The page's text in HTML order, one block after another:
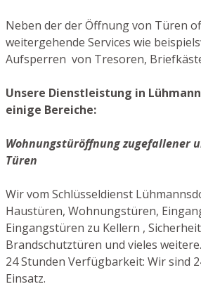
Neben der der Öffnung von Türen
weitergehende Services wie
Aufsperren von Tresoren,
Unsere Dienstleistung in
einige Bereiche:
Wohnungstüröffnung zugefallener
Türen
Wir vom Schlüsseldienst
Haustüren, Wohnungstüren,
Eingangstüren zu Kellern ,
Brandschutztüren und vieles weitere.
24 Stunden Verfügbarkeit: Wir sind
Einsatz.